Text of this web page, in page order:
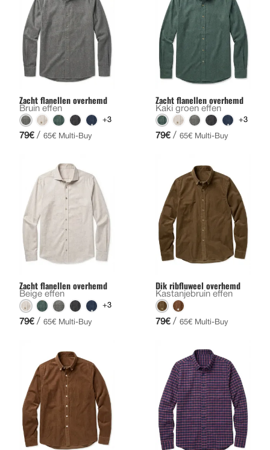
Zacht flanellen overhemd
Bruin effen
+3
79€ / 65€ Multi-Buy
Zacht flanellen overhemd
Kaki groen effen
+3
79€ / 65€ Multi-Buy
Zacht flanellen overhemd
Beige effen
+3
79€ / 65€ Multi-Buy
Dik ribfluweel overhemd
Kastanjebruin effen
79€ / 65€ Multi-Buy